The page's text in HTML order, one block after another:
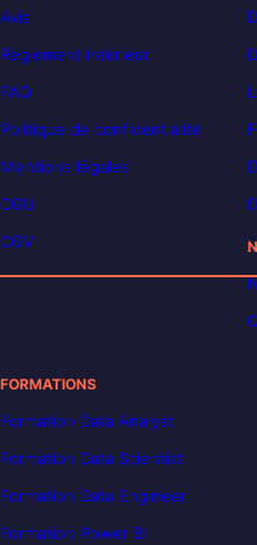
Avis
Règlement intérieur
FAQ
Politique de confidentialité
Mentions légales
CGU
CGV
FORMATIONS
Formation Data Analyst
Formation Data Scientist
Formation Data Engineer
Formation Power BI